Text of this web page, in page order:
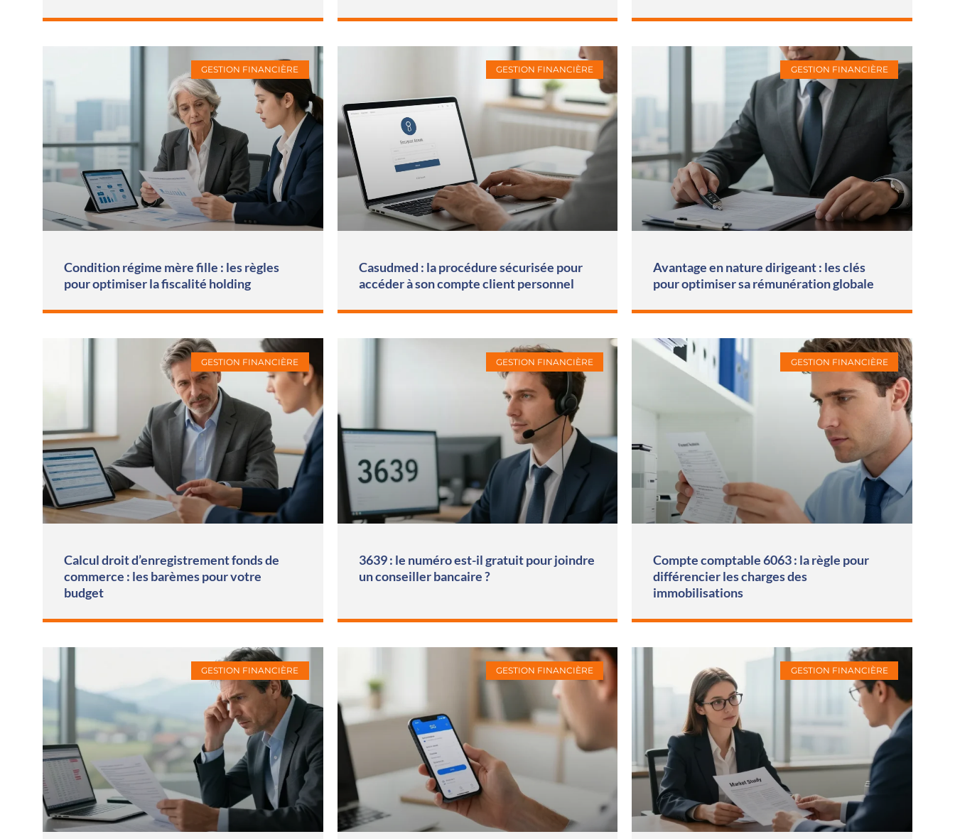
GESTION FINANCIÈRE
Condition régime mère fille : les règles
pour optimiser la fiscalité holding
GESTION FINANCIÈRE
Casudmed : la procédure sécurisée pour
accéder à son compte client personnel
GESTION FINANCIÈRE
Avantage en nature dirigeant : les clés
pour optimiser sa rémunération globale
GESTION FINANCIÈRE
Calcul droit d’enregistrement fonds de
commerce : les barèmes pour votre
budget
GESTION FINANCIÈRE
3639 : le numéro est-il gratuit pour joindre
un conseiller bancaire ?
GESTION FINANCIÈRE
Compte comptable 6063 : la règle pour
différencier les charges des
immobilisations
GESTION FINANCIÈRE GESTION FINANCIÈRE GESTION FINANCIÈRE